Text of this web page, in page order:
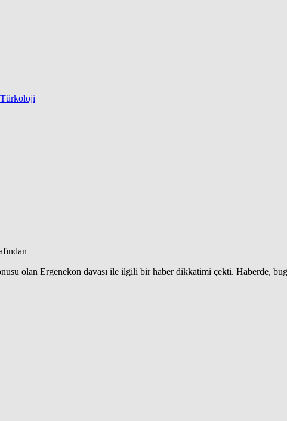
Türkoloji
olan Ergenekon davası ile ilgili bir haber dikkatimi çekti. Haberde,